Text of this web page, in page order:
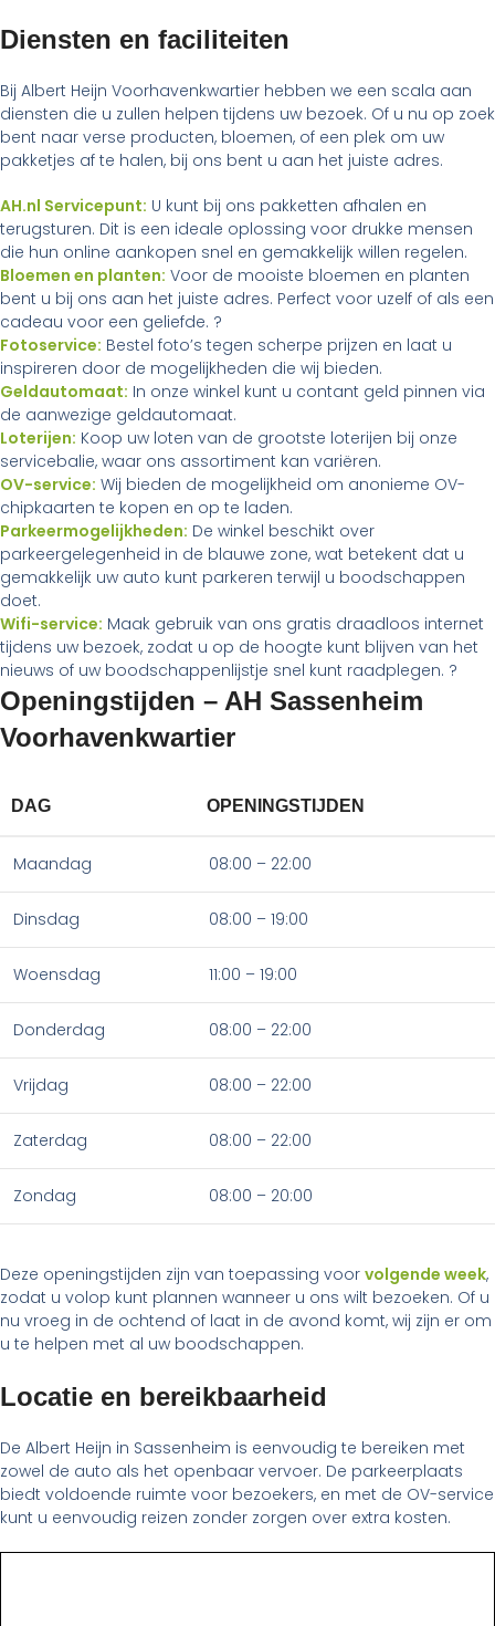
Diensten en faciliteiten
Bij Albert Heijn Voorhavenkwartier hebben we een scala aan
diensten die u zullen helpen tijdens uw bezoek. Of u nu op zoek
bent naar verse producten, bloemen, of een plek om uw
pakketjes af te halen, bij ons bent u aan het juiste adres.
AH.nl Servicepunt: U kunt bij ons pakketten afhalen en
terugsturen. Dit is een ideale oplossing voor drukke mensen
die hun online aankopen snel en gemakkelijk willen regelen.
Bloemen en planten: Voor de mooiste bloemen en planten
bent u bij ons aan het juiste adres. Perfect voor uzelf of als een
cadeau voor een geliefde. ?
Fotoservice: Bestel foto’s tegen scherpe prijzen en laat u
inspireren door de mogelijkheden die wij bieden.
Geldautomaat: In onze winkel kunt u contant geld pinnen via
de aanwezige geldautomaat.
Loterijen: Koop uw loten van de grootste loterijen bij onze
servicebalie, waar ons assortiment kan variëren.
OV-service: Wij bieden de mogelijkheid om anonieme OV-
chipkaarten te kopen en op te laden.
Parkeermogelijkheden: De winkel beschikt over
parkeergelegenheid in de blauwe zone, wat betekent dat u
gemakkelijk uw auto kunt parkeren terwijl u boodschappen
doet.
Wifi-service: Maak gebruik van ons gratis draadloos internet
tijdens uw bezoek, zodat u op de hoogte kunt blijven van het
nieuws of uw boodschappenlijstje snel kunt raadplegen. ?
Openingstijden – AH Sassenheim
Voorhavenkwartier
DAG OPENINGSTIJDEN
Maandag 08:00 – 22:00
Dinsdag 08:00 – 19:00
Woensdag 11:00 – 19:00
Donderdag 08:00 – 22:00
Vrijdag 08:00 – 22:00
Zaterdag 08:00 – 22:00
Zondag 08:00 – 20:00
Deze openingstijden zijn van toepassing voor volgende week,
zodat u volop kunt plannen wanneer u ons wilt bezoeken. Of u
nu vroeg in de ochtend of laat in de avond komt, wij zijn er om
u te helpen met al uw boodschappen.
Locatie en bereikbaarheid
De Albert Heijn in Sassenheim is eenvoudig te bereiken met
zowel de auto als het openbaar vervoer. De parkeerplaats
biedt voldoende ruimte voor bezoekers, en met de OV-service
kunt u eenvoudig reizen zonder zorgen over extra kosten.